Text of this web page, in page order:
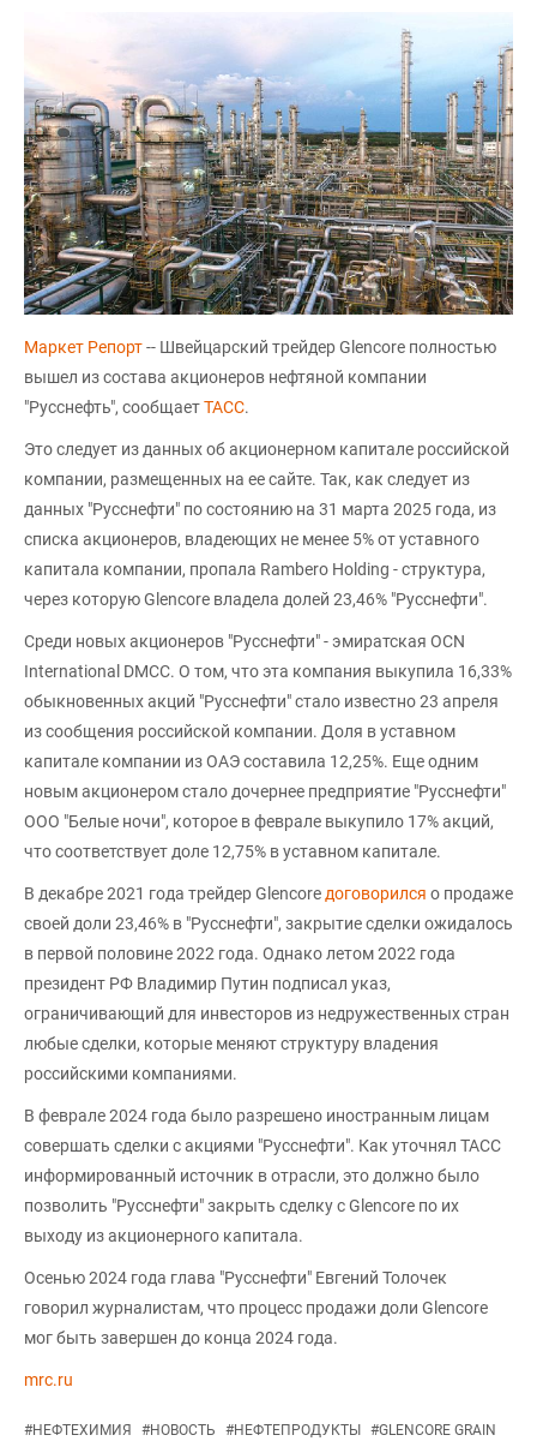
Маркет Репорт-- Швейцарский трейдер Glencore полностью
вышел из состава акционеров нефтяной компании
"Русснефть", сообщаетТАСС.
Это следует из данных об акционерном капитале российской
компании, размещенных на ее сайте. Так, как следует из
данных "Русснефти" по состоянию на 31 марта 2025 года, из
списка акционеров, владеющих не менее 5% от уставного
капитала компании, пропала Rambero Holding - структура,
через которую Glencore владела долей 23,46% "Русснефти".
Среди новых акционеров "Русснефти" - эмиратская OCN
International DMCC. О том, что эта компания выкупила 16,33%
обыкновенных акций "Русснефти" стало известно 23 апреля
из сообщения российской компании. Доля в уставном
капитале компании из ОАЭ составила 12,25%. Еще одним
новым акционером стало дочернее предприятие "Русснефти"
ООО "Белые ночи", которое в феврале выкупило 17% акций,
что соответствует доле 12,75% в уставном капитале.
В декабре 2021 года трейдер Glencore договорился о продаже
своей доли 23,46% в "Русснефти", закрытие сделки ожидалось
в первой половине 2022 года. Однако летом 2022 года
президент РФ Владимир Путин подписал указ,
ограничивающий для инвесторов из недружественных стран
любые сделки, которые меняют структуру владения
российскими компаниями.
В феврале 2024 года было разрешено иностранным лицам
совершать сделки с акциями "Русснефти". Как уточнял ТАСС
информированный источник в отрасли, это должно было
позволить "Русснефти" закрыть сделку с Glencore по их
выходу из акционерного капитала.
Осенью 2024 года глава "Русснефти" Евгений Толочек
говорил журналистам, что процесс продажи доли Glencore
мог быть завершен до конца 2024 года.
mrc.ru
#НЕФТЕХИМИЯ #НОВОСТЬ #НЕФТЕПРОДУКТЫ #GLENCORE GRAIN